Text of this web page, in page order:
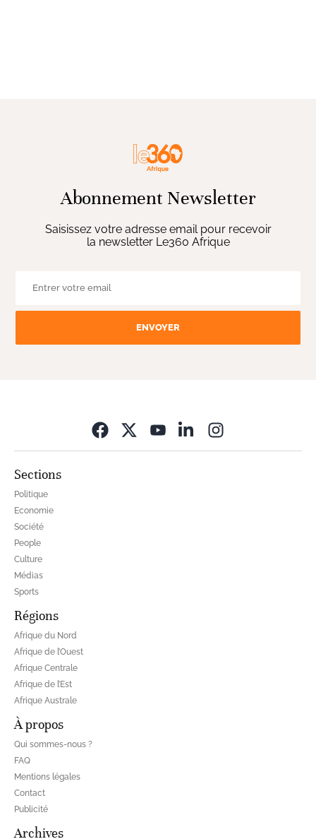
Abonnement Newsletter
Saisissez votre adresse email pour recevoir
la newsletter Le360 Afrique
ENVOYER
Sections
Politique
Economie
Société
People
Culture
Médias
Sports
Régions
Afrique du Nord
Afrique de l’Ouest
Afrique Centrale
Afrique de l’Est
Afrique Australe
À propos
Qui sommes-nous ?
FAQ
Mentions légales
Contact
Publicité
Archives